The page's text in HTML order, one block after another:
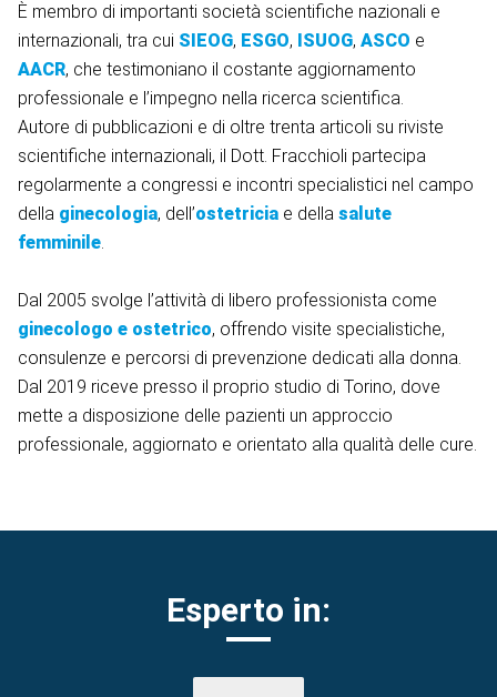
È membro di importanti società scientifiche nazionali e
internazionali, tra cui SIEOG, ESGO, ISUOG, ASCO e
AACR, che testimoniano il costante aggiornamento
professionale e l’impegno nella ricerca scientifica.
Autore di pubblicazioni e di oltre trenta articoli su riviste
scientifiche internazionali, il Dott. Fracchioli partecipa
regolarmente a congressi e incontri specialistici nel campo
della ginecologia, dell’ostetricia e della salute
femminile.
Dal 2005 svolge l’attività di libero professionista come
ginecologo e ostetrico, offrendo visite specialistiche,
consulenze e percorsi di prevenzione dedicati alla donna.
Dal 2019 riceve presso il proprio studio di Torino, dove
mette a disposizione delle pazienti un approccio
professionale, aggiornato e orientato alla qualità delle cure.
Esperto in: